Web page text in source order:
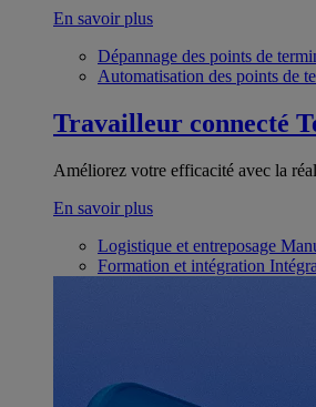
En savoir plus
Dépannage des points de
Automatisation des points de
Travailleur connecté
Améliorez votre efficacité avec la
En savoir plus
Logistique et entreposage
Formation et intégration